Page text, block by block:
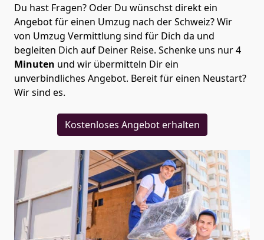
Du hast Fragen? Oder Du wünschst direkt ein
Angebot für einen Umzug nach der Schweiz? Wir
von Umzug Vermittlung sind für Dich da und
begleiten Dich auf Deiner Reise. Schenke uns nur4
Minuten und wir übermitteln Dir ein
unverbindliches Angebot. Bereit für einen Neustart?
Wir sind es.
Kostenloses Angebot erhalten